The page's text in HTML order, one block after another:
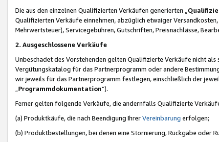
Die aus den einzelnen Qualifizierten Verkäufen generierten „
Qualifizierten Verkäufe einnehmen, abzüglich etwaiger
Mehrwertsteuer), Servicegebühren, Gutschriften, Preisnachlässe,
2. Ausgeschlossene Verkäufe
Unbeschadet des Vorstehenden gelten Qualifizierte Verkäufe nicht
Vergütungskatalog für das Partnerprogramm oder andere
wir jeweils für das Partnerprogramm festlegen, einschließlich der
Programmdokumentation“).
Ferner gelten folgende Verkäufe, die andernfalls Qualifizierte
(a) Produktkäufe, die nach Beendigung IhrerVereinbarung erfolgen;
(b) Produktbestellungen, bei denen eine Stornierung, Rückgabe oder